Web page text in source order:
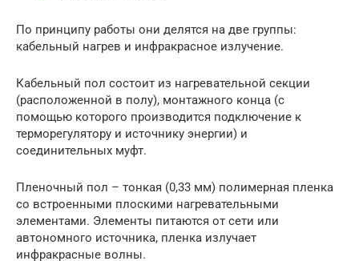
По принципу работы они делятся на две группы:
кабельный нагрев и инфракрасное излучение.
Кабельный пол состоит из нагревательной секции
(расположенной в полу), монтажного конца (с
помощью которого производится подключение к
терморегулятору и источнику энергии) и
соединительных муфт.
Пленочный пол – тонкая (0,33 мм) полимерная пленка
со встроенными плоскими нагревательными
элементами. Элементы питаются от сети или
автономного источника, пленка излучает
инфракрасные волны.